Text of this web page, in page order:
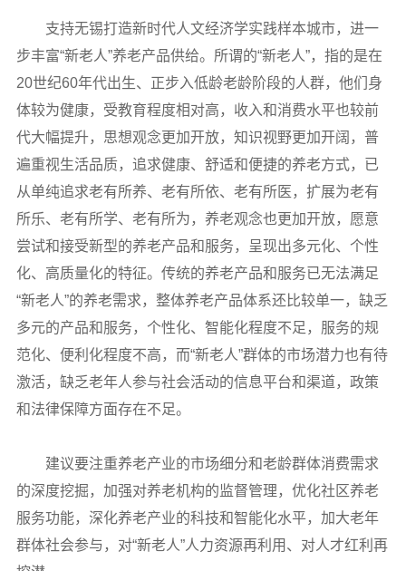
支持无锡打造新时代人文经济学实践样本城市，进一
步丰富“新老人”养老产品供给。所谓的“新老人”，指的是在
20世纪60年代出生、正步入低龄老龄阶段的人群，他们身
体较为健康，受教育程度相对高，收入和消费水平也较前
代大幅提升，思想观念更加开放，知识视野更加开阔，普
遍重视生活品质，追求健康、舒适和便捷的养老方式，已
从单纯追求老有所养、老有所依、老有所医，扩展为老有
所乐、老有所学、老有所为，养老观念也更加开放，愿意
尝试和接受新型的养老产品和服务，呈现出多元化、个性
化、高质量化的特征。传统的养老产品和服务已无法满足
“新老人”的养老需求，整体养老产品体系还比较单一，缺乏
多元的产品和服务，个性化、智能化程度不足，服务的规
范化、便利化程度不高，而“新老人”群体的市场潜力也有待
激活，缺乏老年人参与社会活动的信息平台和渠道，政策
和法律保障方面存在不足。
建议要注重养老产业的市场细分和老龄群体消费需求
的深度挖掘，加强对养老机构的监督管理，优化社区养老
服务功能，深化养老产业的科技和智能化水平，加大老年
群体社会参与，对“新老人”人力资源再利用、对人才红利再